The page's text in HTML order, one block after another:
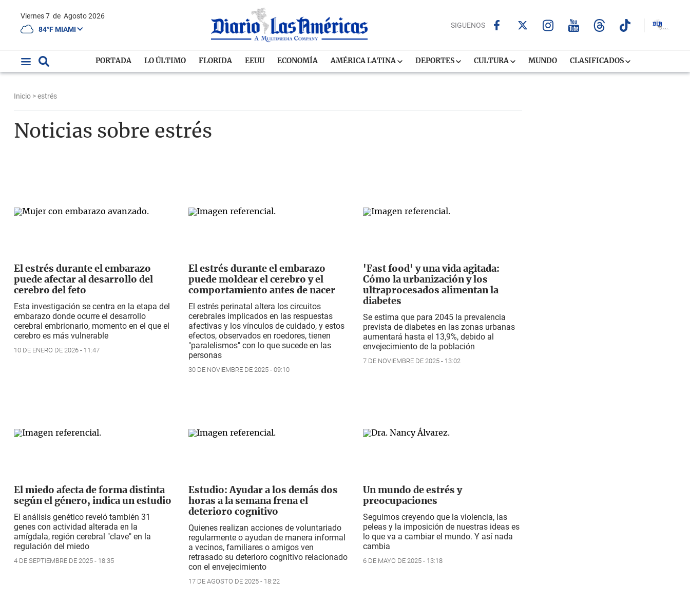
Viernes 7 de Agosto 2026
84°F MIAMI
SIGUENOS
PORTADA LO ÚLTIMO FLORIDA EEUU ECONOMÍA AMÉRICA LATINA DEPORTES CULTURA MUNDO CLASIFICADOS
Inicio > estrés
Noticias sobre estrés
El estrés durante el embarazo
puede afectar al desarrollo del
cerebro del feto
Esta investigación se centra en la etapa del
embarazo donde ocurre el desarrollo
cerebral embrionario, momento en el que el
cerebro es más vulnerable
10 DE ENERO DE 2026 - 11:47
El estrés durante el embarazo
puede moldear el cerebro y el
comportamiento antes de nacer
El estrés perinatal altera los circuitos
cerebrales implicados en las respuestas
afectivas y los vínculos de cuidado, y estos
efectos, observados en roedores, tienen
"paralelismos" con lo que sucede en las
personas
30 DE NOVIEMBRE DE 2025 - 09:10
'Fast food' y una vida agitada:
Cómo la urbanización y los
ultraprocesados alimentan la
diabetes
Se estima que para 2045 la prevalencia
prevista de diabetes en las zonas urbanas
aumentará hasta el 13,9%, debido al
envejecimiento de la población
7 DE NOVIEMBRE DE 2025 - 13:02
El miedo afecta de forma distinta
según el género, indica un estudio
El análisis genético reveló también 31
genes con actividad alterada en la
amígdala, región cerebral "clave" en la
regulación del miedo
4 DE SEPTIEMBRE DE 2025 - 18:35
Estudio: Ayudar a los demás dos
horas a la semana frena el
deterioro cognitivo
Quienes realizan acciones de voluntariado
regularmente o ayudan de manera informal
a vecinos, familiares o amigos ven
retrasado su deterioro cognitivo relacionado
con el envejecimiento
17 DE AGOSTO DE 2025 - 18:22
Un mundo de estrés y
preocupaciones
Seguimos creyendo que la violencia, las
peleas y la imposición de nuestras ideas es
lo que va a cambiar el mundo. Y así nada
cambia
6 DE MAYO DE 2025 - 13:18